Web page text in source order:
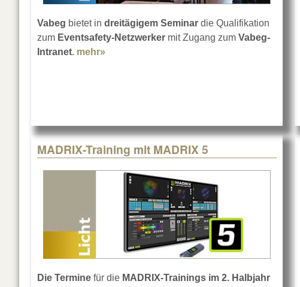
Vabeg bietet in dreitägigem Seminar die Qualifikation
zum Eventsafety-Netzwerker mit Zugang zum Vabeg-
Intranet. mehr»
MADRIX-Training mit MADRIX 5
Die Termine für die MADRIX-Trainings im 2. Halbjahr